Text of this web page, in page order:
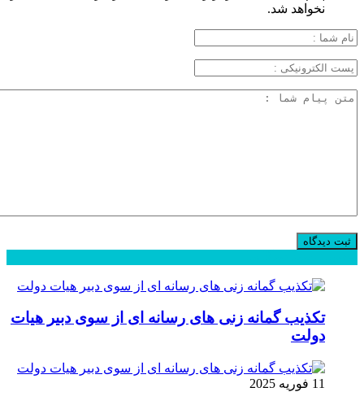
نخواهد شد.
تکذیب گمانه زنی های رسانه ای از سوی دبیر هیات
دولت
11 فوریه 2025